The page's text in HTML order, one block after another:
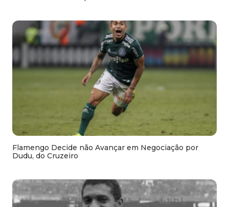
Flamengo Decide não Avançar em Negociação por
Dudu, do Cruzeiro